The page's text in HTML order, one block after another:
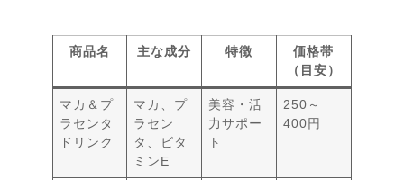
商品名 主な成分 特徴
価格帯
（目安）
マカ＆プ
ラセンタ
ドリンク
マカ、プ
ラセン
タ、ビタ
ミンE
美容・活
力サポー
ト
250～
400円